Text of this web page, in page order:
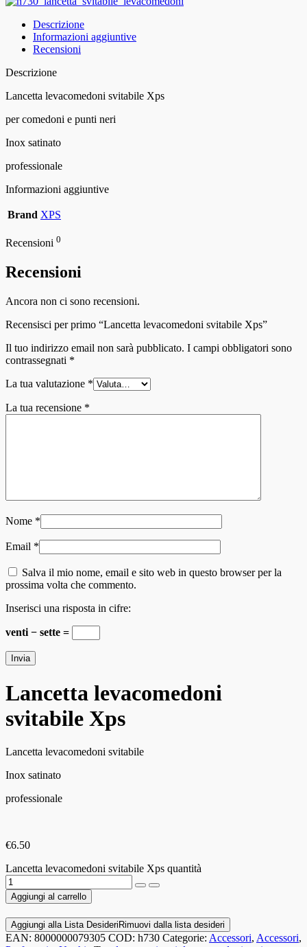
Descrizione
Informazioni aggiuntive
Recensioni
Descrizione
Lancetta levacomedoni svitabile Xps
per comedoni e punti neri
Inox satinato
professionale
Informazioni aggiuntive
Brand XPS
Recensioni 0
Recensioni
Ancora non ci sono recensioni.
Recensisci per primo “Lancetta levacomedoni svitabile Xps”
Il tuo indirizzo email non sarà pubblicato. I campi obbligatori sono
contrassegnati *
La tua valutazione *
La tua recensione *
Nome *
Email *
Salva il mio nome, email e sito web in questo browser per la
prossima volta che commento.
Inserisci una risposta in cifre:
venti − sette =
Lancetta levacomedoni
svitabile Xps
Lancetta levacomedoni svitabile
Inox satinato
professionale
€6.50
Lancetta levacomedoni svitabile Xps quantità
Aggiungi al carrello
Aggiungi alla Lista Desideri Rimuovi dalla lista desideri
EAN: 8000000079305 COD: h730 Categorie: Accessori, Accessori,